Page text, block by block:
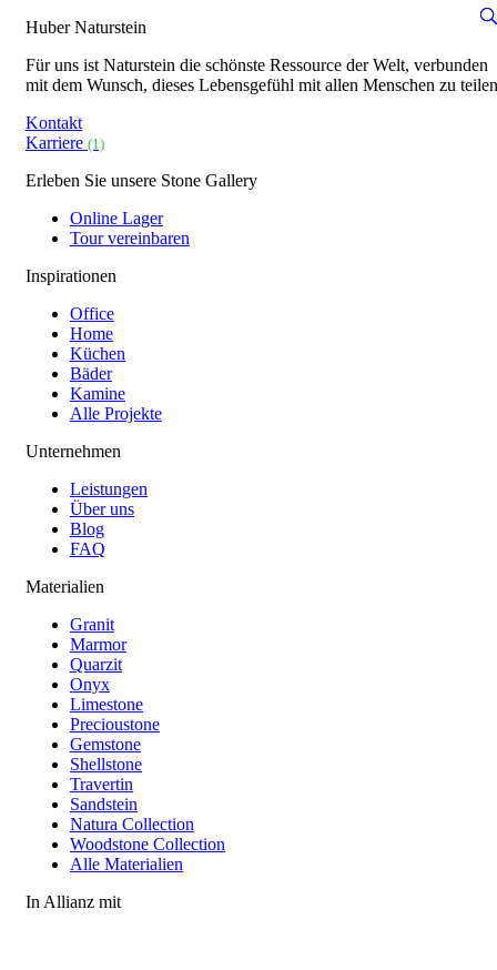
Huber Naturstein
Für uns ist Naturstein die schönste Ressource der Welt, verbunden
mit dem Wunsch, dieses Lebensgefühl mit allen Menschen zu
Kontakt
Karriere (1)
Erleben Sie unsere Stone Gallery
Online Lager
Tour vereinbaren
Inspirationen
Office
Home
Küchen
Bäder
Kamine
Alle Projekte
Unternehmen
Leistungen
Über uns
Blog
FAQ
Materialien
Granit
Marmor
Quarzit
Onyx
Limestone
Precioustone
Gemstone
Shellstone
Travertin
Sandstein
Natura Collection
Woodstone Collection
Alle Materialien
In Allianz mit